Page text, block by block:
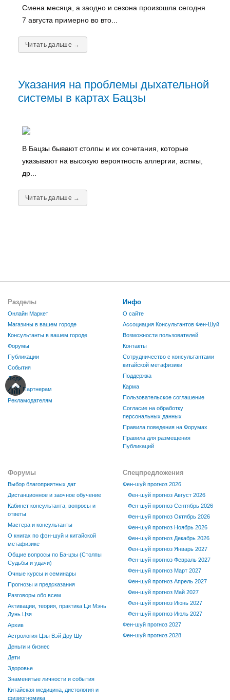
Смена месяца, а заодно и сезона произошла сегодня
7 августа примерно во вто...
Читать дальше →
Указания на проблемы дыхательной
системы в картах Бацзы
В Бацзы бывают столпы и их сочетания, которые
указывают на высокую вероятность аллергии, астмы,
др...
Читать дальше →
Разделы
Онлайн Маркет
Магазины в вашем городе
Консультанты в вашем городе
Форумы
Публикации
События
Люди
Партнерам
Рекламодателям
Инфо
О сайте
Ассоциация Консультантов Фен-Шуй
Возможности пользователей
Контакты
Сотрудничество с консультантами
китайской метафизики
Поддержка
Карма
Пользовательское соглашение
Согласие на обработку
персональных данных
Правила поведения на Форумах
Правила для размещения
Публикаций
Форумы
Выбор благоприятных дат
Дистанционное и заочное обучение
Кабинет консультанта, вопросы и
ответы
Мастера и консультанты
О книгах по фэн-шуй и китайской
метафизике
Общие вопросы по Ба-цзы (Столпы
Судьбы и удачи)
Очные курсы и семинары
Прогнозы и предсказания
Разговоры обо всем
Активации, теория, практика Ци Мэнь
Дунь Цзя
Архив
Астрология Цзы Вэй Доу Шу
Деньги и бизнес
Дети
Здоровье
Знаменитые личности и события
Китайская медицина, диетология и
физиогномика
Спецпредложения
Фен-шуй прогноз 2026
Фен-шуй прогноз Август 2026
Фен-шуй прогноз Сентябрь 2026
Фен-шуй прогноз Октябрь 2026
Фен-шуй прогноз Ноябрь 2026
Фен-шуй прогноз Декабрь 2026
Фен-шуй прогноз Январь 2027
Фен-шуй прогноз Февраль 2027
Фен-шуй прогноз Март 2027
Фен-шуй прогноз Апрель 2027
Фен-шуй прогноз Май 2027
Фен-шуй прогноз Июнь 2027
Фен-шуй прогноз Июль 2027
Фен-шуй прогноз 2027
Фен-шуй прогноз 2028